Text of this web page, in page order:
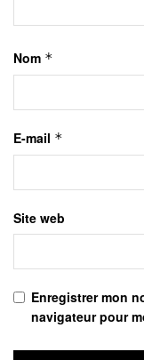
Nom *
E-mail *
Site web
Enregistrer mon
navigateur pour